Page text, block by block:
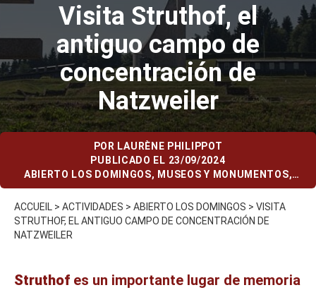
Visita Struthof, el
antiguo campo de
concentración de
Natzweiler
POR LAURÈNE PHILIPPOT
PUBLICADO EL 23/09/2024
ABIERTO LOS DOMINGOS, MUSEOS Y MONUMENTOS,
TURISMO CONMEMORATIVO
ACCUEIL > ACTIVIDADES > ABIERTO LOS DOMINGOS > VISITA
STRUTHOF, EL ANTIGUO CAMPO DE CONCENTRACIÓN DE
NATZWEILER
Struthof es un importante lugar de memoria